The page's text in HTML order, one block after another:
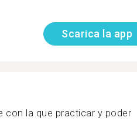
Scarica la app
con la que practicar y poder